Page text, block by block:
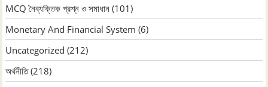
MCQ নৈব্যক্তিক প্রশ্ন ও সমাধান (101)
Monetary And Financial System (6)
Uncategorized (212)
অর্থনীতি(218)